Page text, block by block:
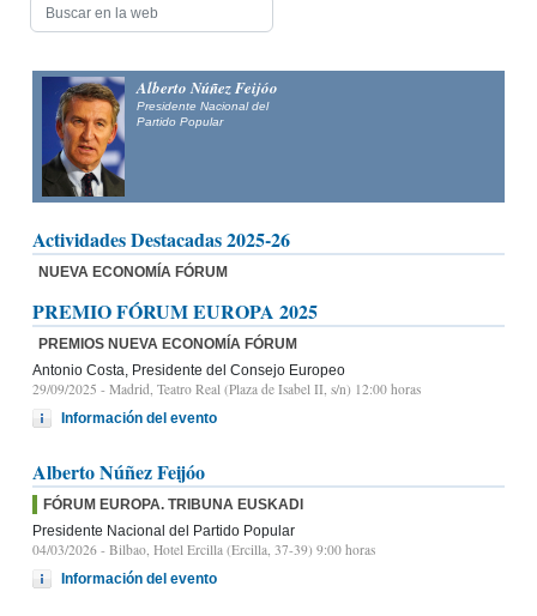
Alberto Núñez Feijóo
Presidente Nacional del
Partido Popular
Actividades Destacadas 2025-26
NUEVA ECONOMÍA FÓRUM
PREMIO FÓRUM EUROPA 2025
PREMIOS NUEVA ECONOMÍA FÓRUM
Antonio Costa, Presidente del Consejo Europeo
29/09/2025 - Madrid, Teatro Real (Plaza de Isabel II, s/n) 12:00 horas
Información del evento
Alberto Núñez Feijóo
FÓRUM EUROPA. TRIBUNA EUSKADI
Presidente Nacional del Partido Popular
04/03/2026 - Bilbao, Hotel Ercilla (Ercilla, 37-39) 9:00 horas
Información del evento